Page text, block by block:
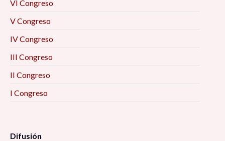
VI Congreso
V Congreso
IV Congreso
III Congreso
II Congreso
I Congreso
Difusión